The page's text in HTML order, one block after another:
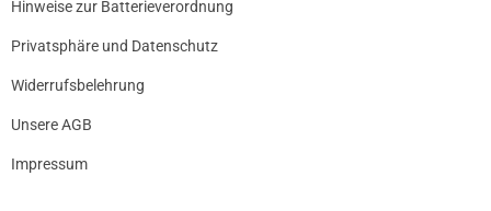
Hinweise zur Batterieverordnung
Privatsphäre und Datenschutz
Widerrufsbelehrung
Unsere AGB
Impressum